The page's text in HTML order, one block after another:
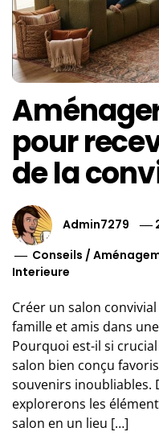
pour
de la
Admin7279
Conseils /
Interieure
Créer un salon
famille et amis dans
Pourquoi est-il si crucial
salon bien conçu
souvenirs inoubliables.
explorerons les
salon en un lieu […]